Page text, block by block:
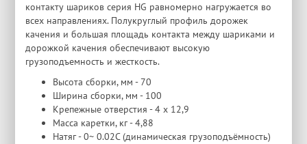
контакту шариков серия HG равномерно нагружается во
всех направлениях. Полукруглый профиль дорожек
качения и большая площадь контакта между шариками и
дорожкой качения обеспечивают высокую
грузоподъемность и жесткость.
Высота сборки, мм - 70
Ширина сборки, мм - 100
Крепежные отверстия - 4 х 12,9
Масса каретки, кг - 4,88
Натяг - 0~ 0.02C (динамическая грузоподъёмность)